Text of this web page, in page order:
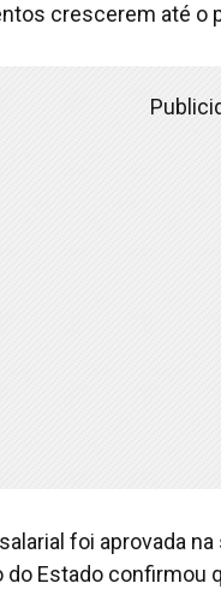
crescerem até o
foi aprovada
do Estado